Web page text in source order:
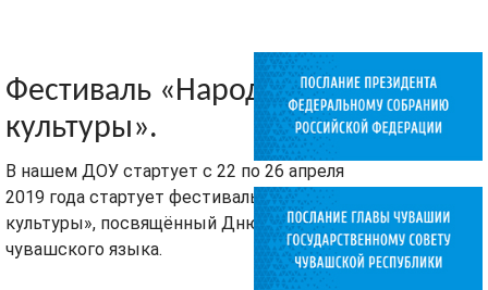
Фестиваль «Народной
культуры».
В нашем ДОУ стартует с 22 по 26 апреля
2019 года стартует фестиваль «Народной
культуры», посвящённый Дню
чувашского языка.